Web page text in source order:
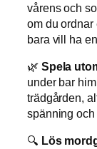
vårens och
om du
bara vill ha
🌿 Spela
under bar
trädgården,
spänning och
🔍 Lös